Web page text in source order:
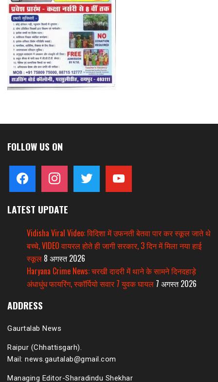
FOLLOW US ON
facebook instagram twitter
LATEST UPDATE
Vidisha Viral Video: विदिशा में उफनती बेतवा पार कर स्कूल जाते थे
बच्चे, VIDEO वायरल होते ही जागी सरकार, 3 दिन में मिला नया हाई
स्कूल 8 अगस्त 2026
Haryana Crime News: चरखी दादरी में थाने के सामने दिनदहाड़े
अंधाधुंध फायरिंग, स्कॉर्पियो सवार 7 युवक घायल 7 अगस्त 2026
ADDRESS
Gaurtalab News
Raipur (Chhattisgarh).
Mail: news.gautalab@gmail.com
Managing Editor-Sharadindu Shekhar